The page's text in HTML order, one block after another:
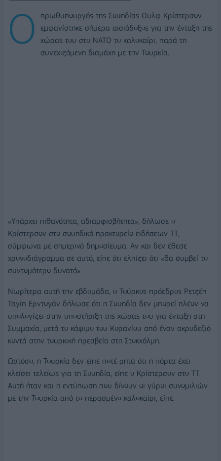
Ο
πρωθυπουργός της Σουηδίας Ουλφ Κρίστερσον
εμφανίστηκε σήμερα αισιόδοξος για την ένταξη της
χώρας του στο ΝΑΤΟ το καλοκαίρι, παρά τη
συνεχιζόμενη διαμάχη με την Τουρκία.
«Υπάρχει πιθανότητα, αδιαμφισβήτητα», δήλωσε ο
Κρίστερσον στο σουηδικό πρακτορείο ειδήσεων TT,
σύμφωνα με σημερινό δημοσίευμα. Αν και δεν έθεσε
χρονοδιάγραμμα σε αυτό, είπε ότι ελπίζει ότι «θα συμβεί το
συντομότερο δυνατό».
Νωρίτερα αυτή την εβδομάδα, ο Τούρκος πρόεδρος Ρετζέπ
Ταγίπ Ερντογάν δήλωσε ότι η Σουηδία δεν μπορεί πλέον να
υπολογίζει στην υποστήριξη της χώρας του για ένταξη στη
Συμμαχία, μετά το κάψιμο του Κορανίου από έναν ακροδεξιό
κοντά στην τουρκική πρεσβεία στη Στοκχόλμη.
Ωστόσο, η Τουρκία δεν είπε ποτέ ρητά ότι η πόρτα έχει
κλείσει τελείως για τη Σουηδία, είπε ο Κρίστερσον στο ΤΤ.
Αυτή ήταν και η εντύπωση που δίνουν οι γύροι συνομιλιών
με την Τουρκία από το περασμένο καλοκαίρι, είπε.